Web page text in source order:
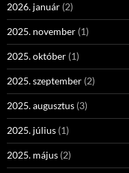
2026. január (2)
2025. november (1)
2025. október (1)
2025. szeptember (2)
2025. augusztus (3)
2025. július (1)
2025. május (2)